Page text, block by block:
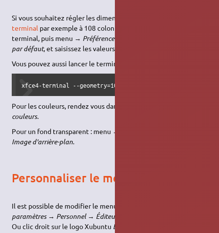
Si vous souhaitez régler les dimensions de la fenêtre du
terminal par exemple à 108 colonnes et 24 lignes, allez dans le
terminal, puis menu → Préférence→
par défaut, et saisissez les valeurs qui vous conviennent.
Vous pouvez aussi lancer le terminal avec la commande :
xfce4-terminal --geometry=108x24
Pour les couleurs, rendez vous dans menu →
couleurs.
Pour un fond transparent : menu →
Image d'arrière-plan.
Personnaliser le menu XFCE
Il est possible de modifier le menu
paramètres→ Personnel→ Éditeur de menus
Ou clic droit sur le logo Xubuntu Éditer les applications